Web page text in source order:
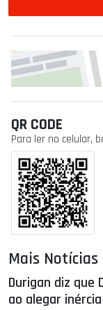
QR CODE
Para ler no celular,
Mais
Durigan diz que
ao alegar